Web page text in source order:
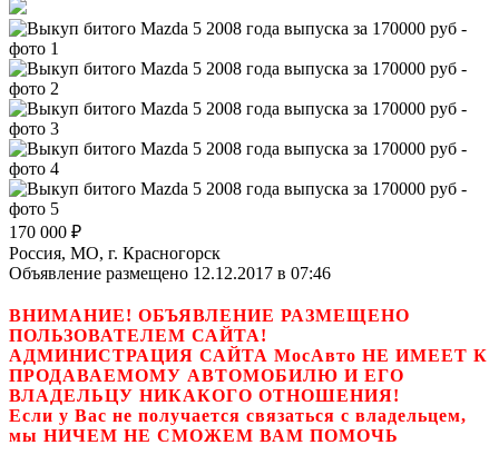
170 000 ₽
Россия, МО, г. Красногорск
Объявление размещено 12.12.2017 в 07:46
ВНИМАНИЕ! ОБЪЯВЛЕНИЕ РАЗМЕЩЕНО
ПОЛЬЗОВАТЕЛЕМ САЙТА!
АДМИНИСТРАЦИЯ САЙТА МосАвто НЕ ИМЕЕТ К
ПРОДАВАЕМОМУ АВТОМОБИЛЮ И ЕГО
ВЛАДЕЛЬЦУ НИКАКОГО ОТНОШЕНИЯ!
Если у Вас не получается связаться с владельцем,
мы НИЧЕМ НЕ СМОЖЕМ ВАМ ПОМОЧЬ